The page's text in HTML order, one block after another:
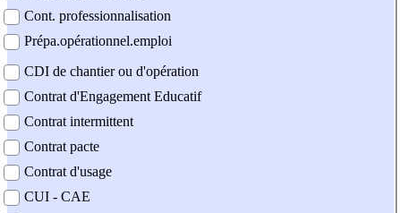
Cont. professionnalisation
Prépa.opérationnel.emploi
CDI de chantier ou d'opération
Contrat d'Engagement Educatif
Contrat intermittent
Contrat pacte
Contrat d'usage
CUI - CAE